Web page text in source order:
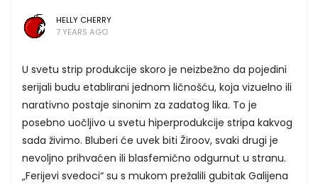
HELLY CHERRY
7 YEARS AGO
U svetu strip produkcije skoro je neizbežno da pojedini
serijali budu etablirani jednom ličnošću, koja vizuelno ili
narativno postaje sinonim za zadatog lika. To je
posebno uočljivo u svetu hiperprodukcije stripa kakvog
sada živimo. Bluberi će uvek biti Žiroov, svaki drugi je
nevoljno prihvaćen ili blasfemično odgurnut u stranu.
„Ferijevi svedoci“ su s mukom prežalili gubitak Galijena